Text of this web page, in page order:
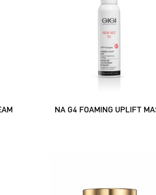
NA G4 FOAMING UPLIFT